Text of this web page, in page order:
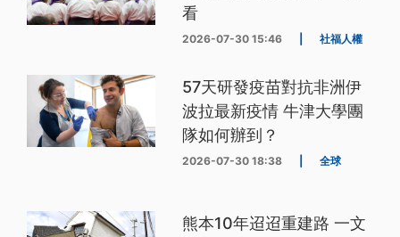
看
2026-07-30 15:46 社福人權
57天研發疫苗對抗非洲伊
波拉最新疫情 牛津大學團
隊如何辦到？
2026-07-30 18:38 全球
熊本10年迢迢重建路 一文